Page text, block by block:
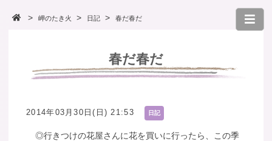
岬のたき火 日記 春だ春だ
春だ春だ
2014年03月30日(日) 21:53 日記
◎行きつけの花屋さんに花を買いに行ったら、この季